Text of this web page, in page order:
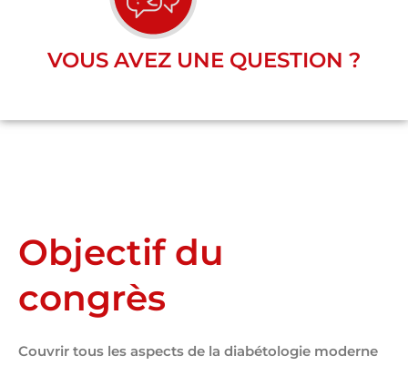
VOUS AVEZ UNE QUESTION ?
Objectif du
congrès
Couvrir tous les aspects de la diabétologie moderne